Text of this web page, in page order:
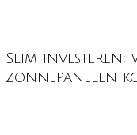
Slim investeren:
zonnepanelen